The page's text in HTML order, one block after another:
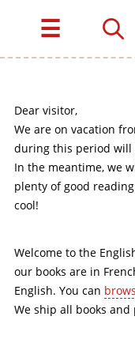
☰
Dear visitor,
We are on vacation
during this period will
In the meantime, we
plenty of good
cool!
Welcome to the
our books are in
English. You can
We ship all books